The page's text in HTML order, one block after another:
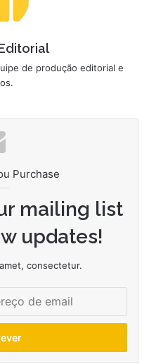
de produção editorial e
Purchase
mailing list
updates!
consectetur.